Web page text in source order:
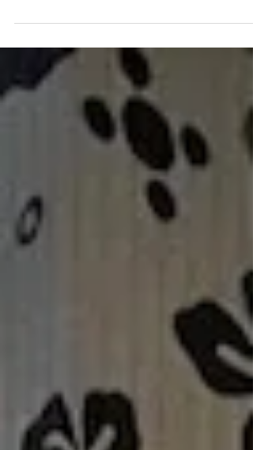
道や代官山の地にあった「同潤会アパートメン
ト」と呼ばれる、木々の緑に覆われたモダンな集
合住宅群のことを覚えている方も多いと思う。こ
れら「同潤会アパートメント」は、1923年（大